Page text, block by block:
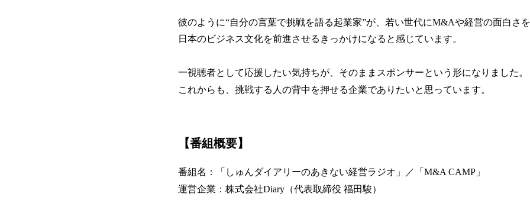
彼のように“自分の言葉で挑戦を語る起業家”が、若い世代にM&Aや経営の面白さ
日本のビジネス文化を前進させるきっかけになると感じています。
一視聴者として応援したい気持ちが、そのままスポンサーという形になりました。
これからも、挑戦する人の背中を押せる企業でありたいと思っています。
【番組概要】
番組名：「しゅんダイアリーのあきない経営ラジオ」／「M&A CAMP」
運営企業：株式会社Diary（代表取締役 福田駿）